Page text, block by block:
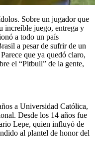
Sobre un jugador que
increíble juego, entrega y
a todo un país
a pesar de sufrir de un
que ya quedó claro,
el “Pitbull” de la gente,
a Universidad Católica,
Desde los 14 años fue
Lepe, quien influyó de
al plantel de honor del